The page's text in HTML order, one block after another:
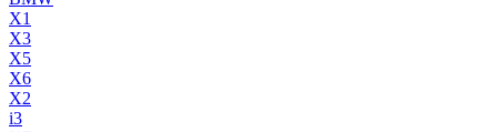
X1
X3
X5
X6
X2
i3